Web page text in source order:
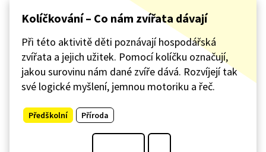
Kolíčkování – Co nám zvířata dávají
Při této aktivitě děti poznávají hospodářská
zvířata a jejich užitek. Pomocí kolíčku označují,
jakou surovinu nám dané zvíře dává. Rozvíjejí tak
své logické myšlení, jemnou motoriku a řeč.
Předškolní Příroda